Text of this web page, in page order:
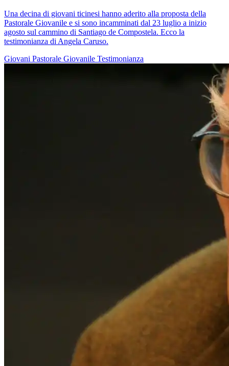
Una decina di giovani ticinesi hanno aderito alla proposta della
Pastorale Giovanile e si sono incamminati dal 23 luglio a inizio
agosto sul cammino di Santiago de Compostela. Ecco la
testimonianza di Angela Caruso.
Giovani Pastorale Giovanile Testimonianza